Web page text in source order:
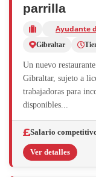
parrilla
Ayudante
Gibraltar
Un nuevo
Gibraltar, sujeto a
trabajadoras para
disponibles...
Salario
Ver detalles